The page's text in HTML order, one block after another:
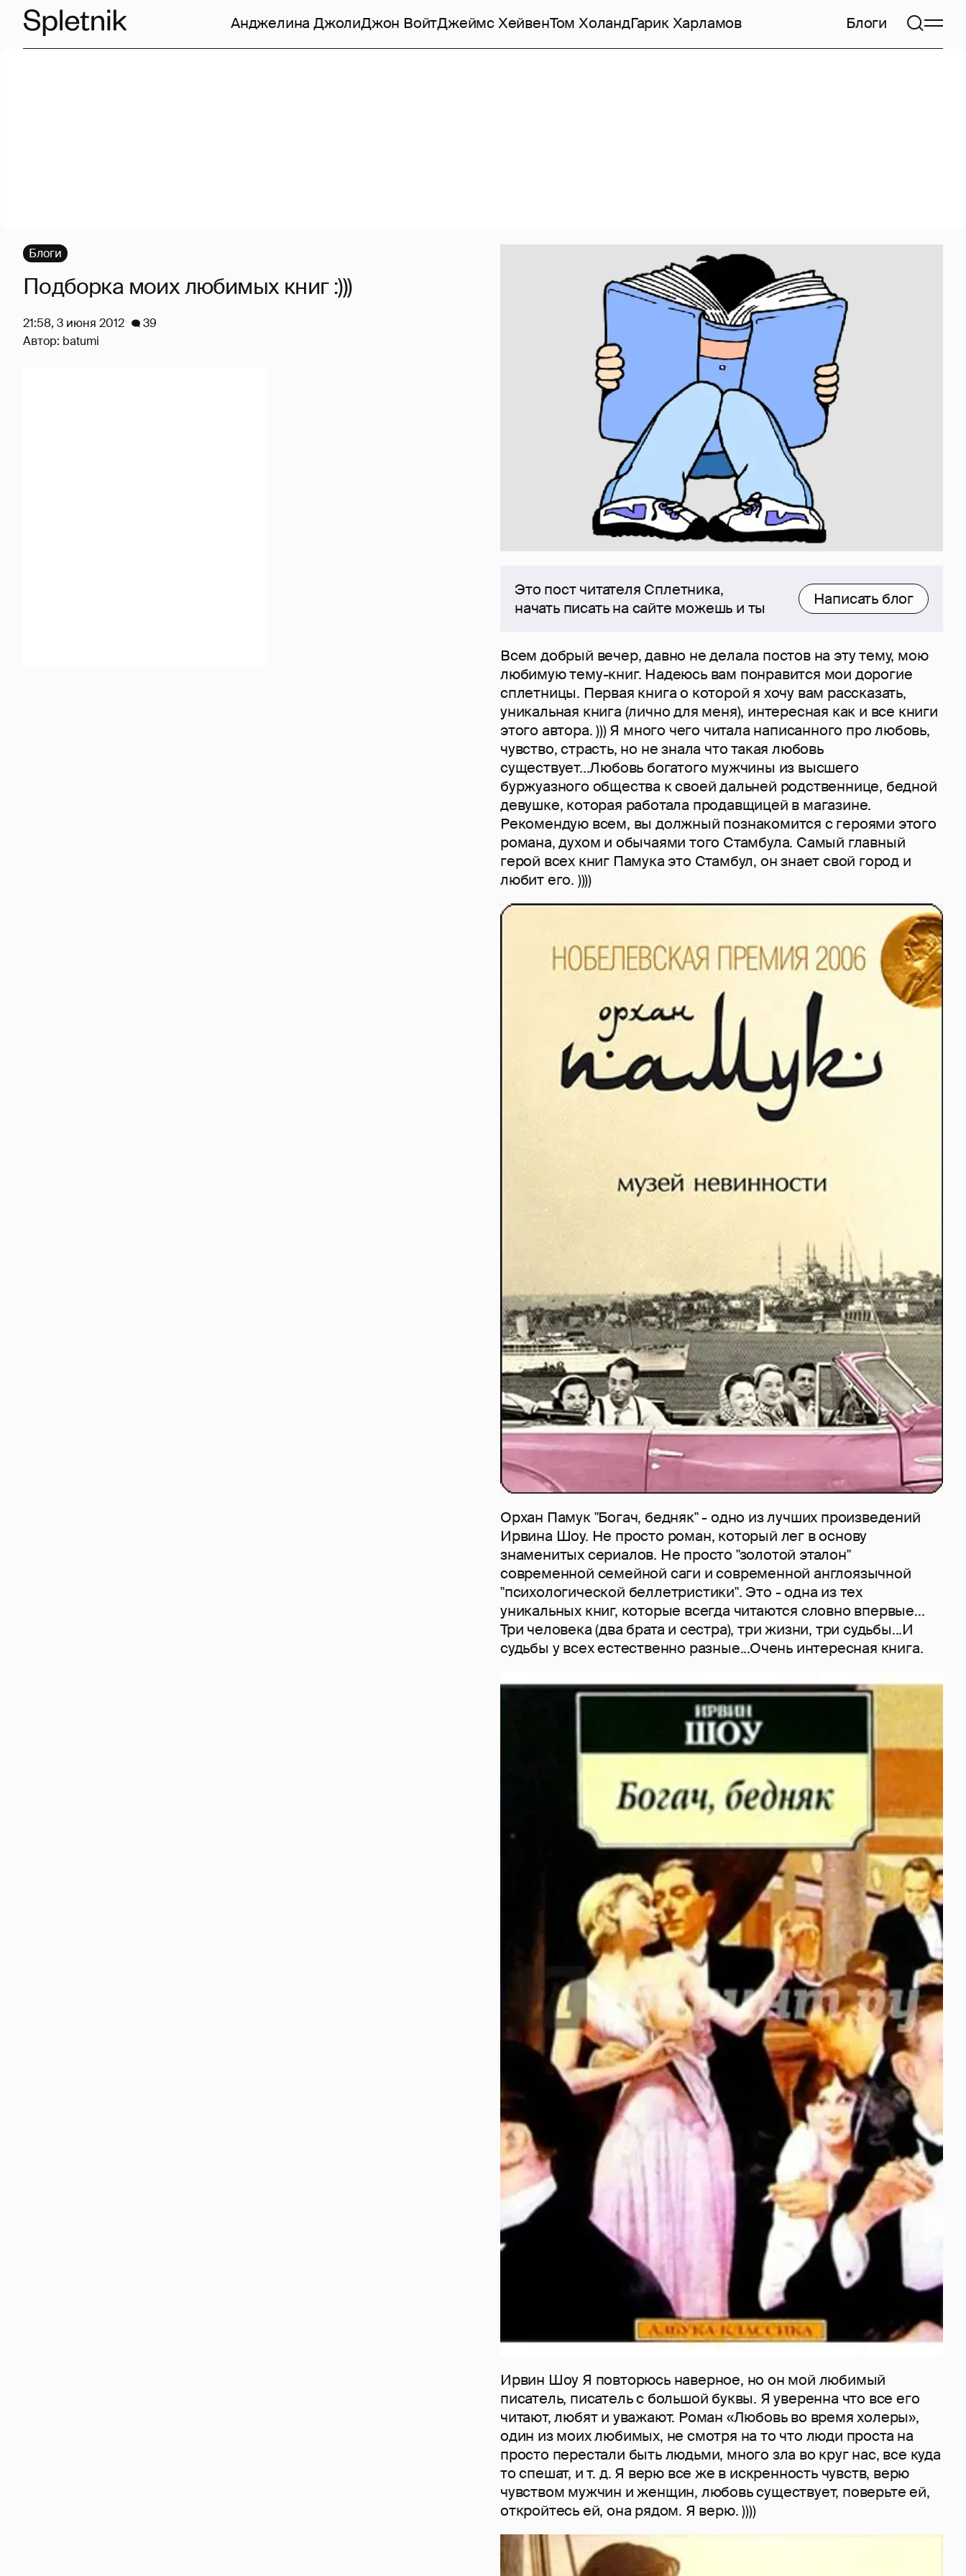
Анджелина ДжолиДжон ВойтДжеймс ХейвенТом ХоландГарик Харламов Блоги
Это пост читателя Сплетника,
начать писать на сайте можешь и ты
Написать блог
Всем добрый вечер, давно не делала постов на эту тему, мою
любимую тему-книг. Надеюсь вам понравится мои дорогие
сплетницы. Первая книга о которой я хочу вам рассказать,
уникальная книга (лично для меня), интересная как и все книги
этого автора. ))) Я много чего читала написанного про любовь,
чувство, страсть, но не знала что такая любовь
существует...Любовь богатого мужчины из высшего
буржуазного общества к своей дальней родственнице, бедной
девушке, которая работала продавщицей в магазине.
Рекомендую всем, вы должный познакомится с героями этого
романа, духом и обычаями того Стамбула. Самый главный
герой всех книг Памука это Стамбул, он знает свой город и
любит его. ))))
Орхан Памук "Богач, бедняк" - одно из лучших произведений
Ирвина Шоу. Не просто роман, который лег в основу
знаменитых сериалов. Не просто "золотой эталон"
современной семейной саги и современной англоязычной
"психологической беллетристики". Это - одна из тех
уникальных книг, которые всегда читаются словно впервые...
Три человека (два брата и сестра), три жизни, три судьбы...И
судьбы у всех естественно разные...Очень интересная книга.
Ирвин Шоу Я повторюсь наверное, но он мой любимый
писатель, писатель с большой буквы. Я уверенна что все его
читают, любят и уважают. Роман «Любовь во время холеры»,
один из моих любимых, не смотря на то что люди проста на
просто перестали быть людьми, много зла во круг нас, все куда
то спешат, и т. д. Я верю все же в искренность чувств, верю
чувством мужчин и женщин, любовь существует, поверьте ей,
откройтесь ей, она рядом. Я верю. ))))
Блоги
Подборка моих любимых книг :)))
21:58, 3 июня 2012
39
Автор: batumi